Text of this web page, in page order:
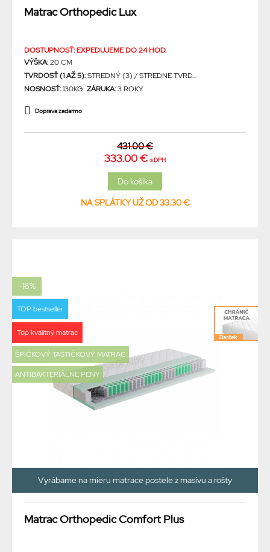
Matrac Orthopedic Lux
DOSTUPNOSŤ: EXPEDUJEME DO 24 HOD.
VÝŠKA:20 CM
TVRDOSŤ (1 AŽ 5):STREDNÝ (3) / STREDNE TVRD...
NOSNOSŤ:130KG ZÁRUKA:3 ROKY
Doprava zadarmo
431.00 €
333.00 € s DPH
NA SPLÁTKY UŽ OD 33.30 €
-16%
TOP bestseller
Top kvalitný matrac
ŠPIČKOVÝ TAŠTIČKOVÝ MATRAC
ANTIBAKTERIÁLNE PENY
Vyrábame na mieru matrace postele z masívu a rošty
Matrac Orthopedic Comfort Plus